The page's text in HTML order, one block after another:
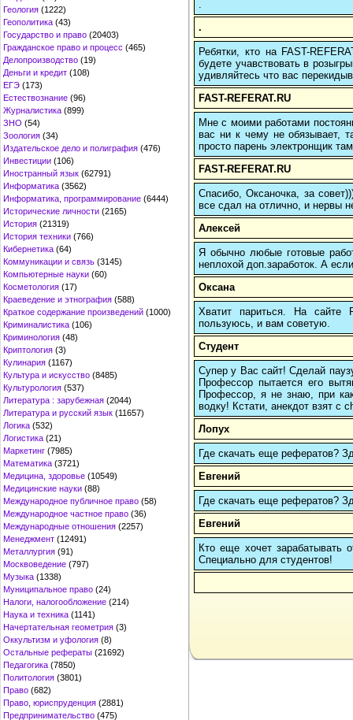
Геология (1222)
Геополитика (43)
Государство и право (20403)
Гражданское право и процесс (465)
Делопроизводство (19)
Деньги и кредит (108)
ЕГЭ (173)
Естествознание (96)
Журналистика (899)
ЗНО (54)
Зоология (34)
Издательское дело и полиграфия (476)
Инвестиции (106)
Иностранный язык (62791)
Информатика (3562)
Информатика, программирование (6444)
Исторические личности (2165)
История (21319)
История техники (766)
Кибернетика (64)
Коммуникации и связь (3145)
Компьютерные науки (60)
Косметология (17)
Краеведение и этнография (588)
Краткое содержание произведений (1000)
Криминалистика (106)
Криминология (48)
Криптология (3)
Кулинария (1167)
Культура и искусство (8485)
Культурология (537)
Литература : зарубежная (2044)
Литература и русский язык (11657)
Логика (532)
Логистика (21)
Маркетинг (7985)
Математика (3721)
Медицина, здоровье (10549)
Медицинские науки (88)
Международное публичное право (58)
Международное частное право (36)
Международные отношения (2257)
Менеджмент (12491)
Металлургия (91)
Москвоведение (797)
Музыка (1338)
Муниципальное право (24)
Налоги, налогообложение (214)
Наука и техника (1141)
Начертательная геометрия (3)
Оккультизм и уфология (8)
Остальные рефераты (21692)
Педагогика (7850)
Политология (3801)
Право (682)
Право, юриспруденция (2881)
Предпринимательство (475)
.
Ребятки, кто на FAST-
будете учавствовать в
удивляйтесь что вас
FAST-REFERAT.RU
Мне с моими работами
вас ни к чему не обязывает,
просто парень электронщик
FAST-REFERAT.RU
Спасибо, Оксаночка, за
все сдал на отлично, и нервы
Алексей
Я обычно любые готовые
неплохой доп.заработок. А
Оксана
Хватит париться. На
пользуюсь, и вам советую.
Студент
Супер у Вас сайт! Сделай
Профессор пытается его
Профессор, я не знаю, при
водку! Кстати, анекдот взят с
Лопух
Где скачать еще рефератов?
Евгений
Где скачать еще рефератов?
Евгений
Кто еще хочет зарабатывать
Cпециально для студентов!